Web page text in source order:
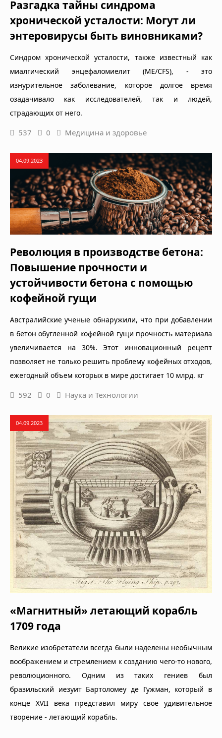
Разгадка тайны синдрома
хронической усталости: Могут ли
энтеровирусы быть виновниками?
Синдром хронической усталости, также известный как
миалгический энцефаломиелит (ME/CFS), - это
изнурительное заболевание, которое долгое время
озадачивало как исследователей, так и людей,
страдающих от него.
537 0 Медицина и здоровье
04.09.2023
Революция в производстве бетона:
Повышение прочности и
устойчивости бетона с помощью
кофейной гущи
Австралийские ученые обнаружили, что при добавлении
в бетон обугленной кофейной гущи прочность материала
увеличивается на 30%. Этот инновационный рецепт
позволяет не только решить проблему кофейных отходов,
ежегодный объем которых в мире достигает 10 млрд. кг
592 0 Наука и Технологии
04.09.2023
«Магнитный» летающий корабль
1709 года
Великие изобретатели всегда были наделены необычным
воображением и стремлением к созданию чего-то нового,
революционного. Одним из таких гениев был
бразильский иезуит Бартоломеу де Гужман, который в
конце XVII века представил миру свое удивительное
творение - летающий корабль.